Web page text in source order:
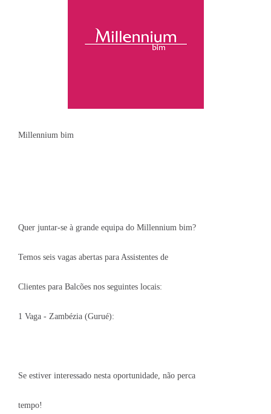
Millennium bim
Quer juntar-se à grande equipa do Millennium bim?
Temos seis vagas abertas para Assistentes de
Clientes para Balcões nos seguintes locais:
1 Vaga - Zambézia (Gurué):
Se estiver interessado nesta oportunidade, não perca
tempo!